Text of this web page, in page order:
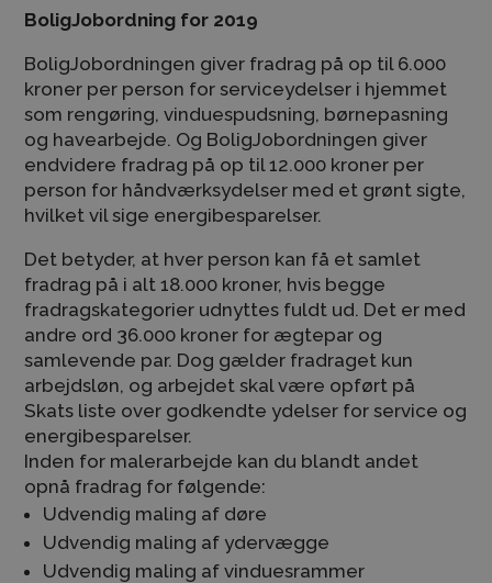
BoligJobordning for 2019
BoligJobordningen giver fradrag på op til 6.000
kroner per person for serviceydelser i hjemmet
som rengøring, vinduespudsning, børnepasning
og havearbejde. Og BoligJobordningen giver
endvidere fradrag på op til 12.000 kroner per
person for håndværksydelser med et grønt sigte,
hvilket vil sige energibesparelser.
Det betyder, at hver person kan få et samlet
fradrag på i alt 18.000 kroner, hvis begge
fradragskategorier udnyttes fuldt ud. Det er med
andre ord 36.000 kroner for ægtepar og
samlevende par. Dog gælder fradraget kun
arbejdsløn, og arbejdet skal være opført på
Skats liste over godkendte ydelser for service og
energibesparelser.
Inden for malerarbejde kan du blandt andet
opnå fradrag for følgende:
Udvendig maling af døre
Udvendig maling af ydervægge
Udvendig maling af vinduesrammer